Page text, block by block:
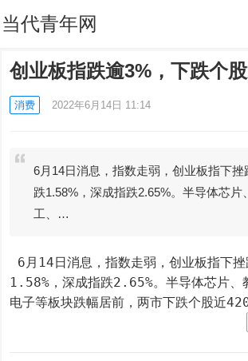
当代青年网
创业板指跌逾3%，下跌个
消费 2022年6月14日 11:14
6月14日消息，指数走弱，创业板指下挫
跌1.58%，深成指跌2.65%。半导体芯片
工、…
1.58%，深成指跌2.65%。半导体芯片、
电子等板块跌幅居前，两市下跌个股近